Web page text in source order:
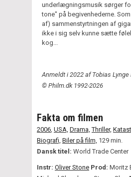
underlægningsmusik sørger
tone" på begivenhederne.
af) sammenstyrtningen af
ikke i sig selv kunne sætte
kog...
Anmeldt i 2022 af Tobias Lynge
© Philm.dk 1992-2026
Fakta om filmen
2006 USA, Drama, Thriller,
Biografi, Biler på film, 129 min.
Dansk titel: World Trade Center
Instr: Oliver Stone Prod: Moritz